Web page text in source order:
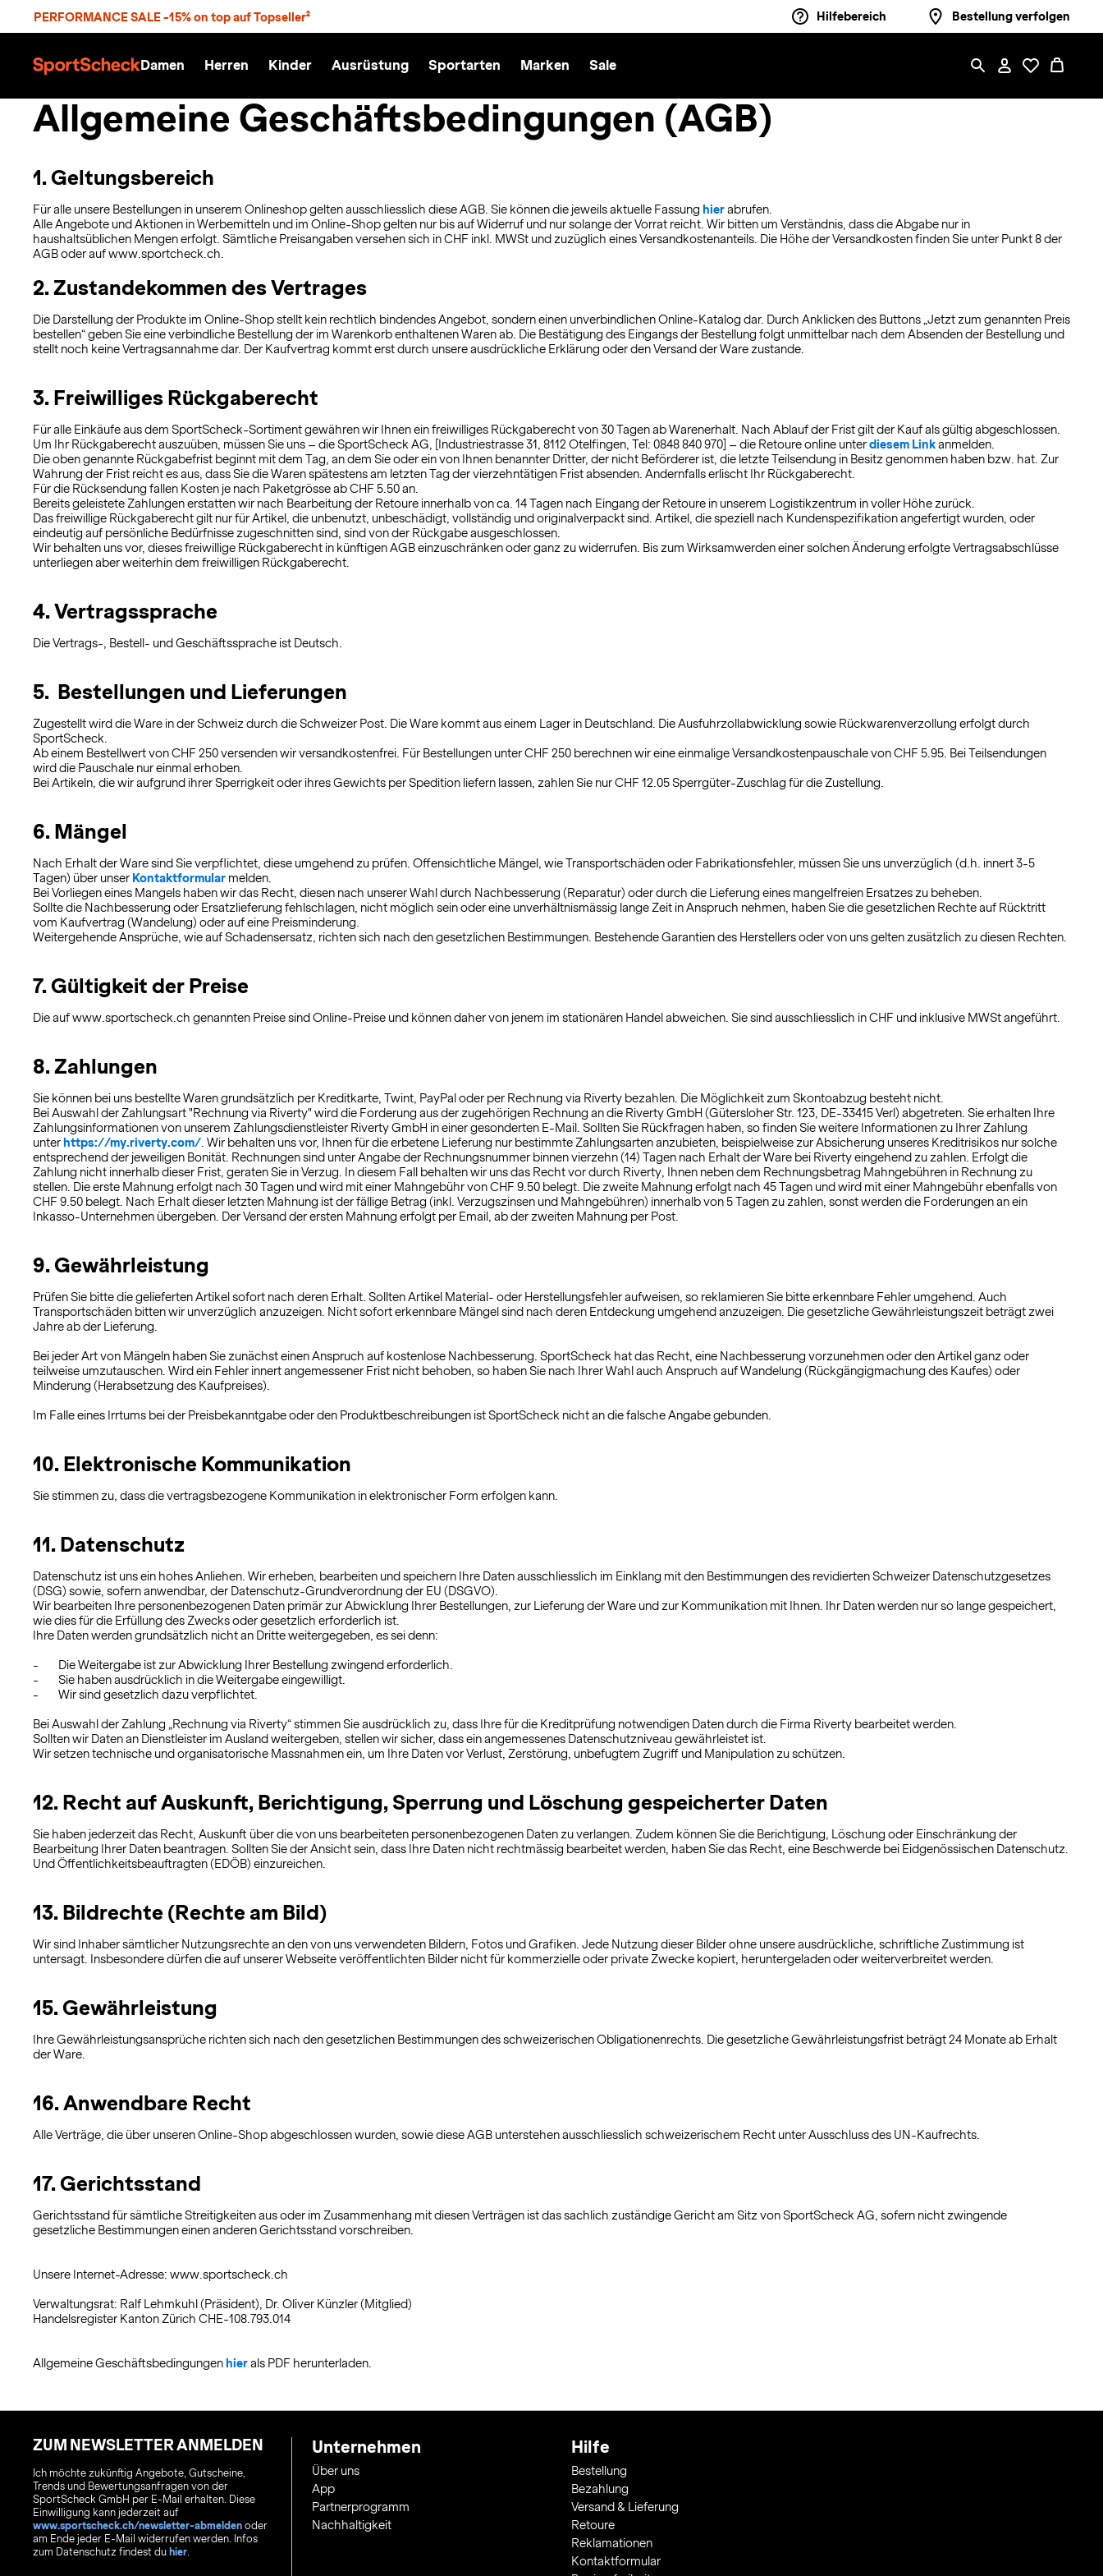
PERFORMANCE SALE -15% on top auf Topseller² Hilfebereich Bestellung verfolgen
h
c
k
Damen Herren Kinder Ausrüstung Sportarten Marken Sale
Allgemeine Geschäftsbedingungen (AGB)
1. Geltungsbereich
Für alle unsere Bestellungen in unserem Onlineshop gelten ausschliesslich diese AGB. Sie können die jeweils aktuelle Fassung hierabrufen.
Alle Angebote und Aktionen in Werbemitteln und im Online-Shop gelten nur bis auf Widerruf und nur solange der Vorrat reicht. Wir bitten um Verständnis, dass die Abgabe nur in
haushaltsüblichen Mengen erfolgt. Sämtliche Preisangaben versehen sich in CHF inkl. MWSt und zuzüglich eines Versandkostenanteils. Die Höhe der Versandkosten finden Sie unter Punkt 8 der
AGB oder aufwww.sportcheck.ch.
2. Zustandekommen des Vertrages
Die Darstellung der Produkte im Online-Shop stellt kein rechtlich bindendes Angebot, sondern einen unverbindlichen Online-Katalog dar. Durch Anklicken des Buttons „Jetzt zum genannten Preis
bestellen“ geben Sie eine verbindliche Bestellung der im Warenkorb enthaltenen Waren ab. Die Bestätigung des Eingangs der Bestellung folgt unmittelbar nach dem Absenden der Bestellung und
stellt noch keine Vertragsannahme dar. Der Kaufvertrag kommt erst durch unsere ausdrückliche Erklärung oder den Versand der Ware zustande.
3. Freiwilliges Rückgaberecht
Für alle Einkäufe aus dem SportScheck-Sortiment gewähren wir Ihnen ein freiwilliges Rückgaberecht von 30 Tagen ab Warenerhalt. Nach Ablauf der Frist gilt der Kauf als gültig abgeschlossen.
Um Ihr Rückgaberecht auszuüben, müssen Sie uns – die SportScheck AG, [Industriestrasse 31, 8112 Otelfingen, Tel: 0848 840 970] – die Retoure online unterdiesem Linkanmelden.
Die oben genannte Rückgabefrist beginnt mit dem Tag, an dem Sie oder ein von Ihnen benannter Dritter, der nicht Beförderer ist, die letzte Teilsendung in Besitz genommen haben bzw. hat. Zur
Wahrung der Frist reicht es aus, dass Sie die Waren spätestens am letzten Tag der vierzehntätigen Frist absenden. Andernfalls erlischt Ihr Rückgaberecht.
Für die Rücksendung fallen Kosten je nach Paketgrösse ab CHF 5.50 an.
Bereits geleistete Zahlungen erstatten wir nach Bearbeitung der Retoure innerhalb von ca. 14 Tagen nach Eingang der Retoure in unserem Logistikzentrum in voller Höhe zurück.
Das freiwillige Rückgaberecht gilt nur für Artikel, die unbenutzt, unbeschädigt, vollständig und originalverpackt sind. Artikel, die speziell nach Kundenspezifikation angefertigt wurden, oder
eindeutig auf persönliche Bedürfnisse zugeschnitten sind, sind von der Rückgabe ausgeschlossen.
Wir behalten uns vor, dieses freiwillige Rückgaberecht in künftigen AGB einzuschränken oder ganz zu widerrufen. Bis zum Wirksamwerden einer solchen Änderung erfolgte Vertragsabschlüsse
unterliegen aber weiterhin dem freiwilligen Rückgaberecht.
4. Vertragssprache
Die Vertrags-, Bestell- und Geschäftssprache ist Deutsch.
5. Bestellungen und Lieferungen
Zugestellt wird die Ware in der Schweiz durch die Schweizer Post. Die Ware kommt aus einem Lager in Deutschland. Die Ausfuhrzollabwicklung sowie Rückwarenverzollung erfolgt durch
SportScheck.
Ab einem Bestellwert von CHF 250 versenden wir versandkostenfrei. Für Bestellungen unter CHF 250 berechnen wir eine einmalige Versandkostenpauschale von CHF 5.95. Bei Teilsendungen
wird die Pauschale nur einmal erhoben.
Bei Artikeln, die wir aufgrund ihrer Sperrigkeit oder ihres Gewichts per Spedition liefern lassen, zahlen Sie nur CHF 12.05 Sperrgüter-Zuschlag für die Zustellung.
6. Mängel
Nach Erhalt der Ware sind Sie verpflichtet, diese umgehend zu prüfen. Offensichtliche Mängel, wie Transportschäden oder Fabrikationsfehler, müssen Sie uns unverzüglich (d.h. innert 3-5
Tagen) über unser Kontaktformular melden.
Bei Vorliegen eines Mangels haben wir das Recht, diesen nach unserer Wahl durch Nachbesserung (Reparatur) oder durch die Lieferung eines mangelfreien Ersatzes zu beheben.
Sollte die Nachbesserung oder Ersatzlieferung fehlschlagen, nicht möglich sein oder eine unverhältnismässig lange Zeit in Anspruch nehmen, haben Sie die gesetzlichen Rechte auf Rücktritt
vom Kaufvertrag (Wandelung) oder auf eine Preisminderung.
Weitergehende Ansprüche, wie auf Schadensersatz, richten sich nach den gesetzlichen Bestimmungen. Bestehende Garantien des Herstellers oder von uns gelten zusätzlich zu diesen Rechten.
7. Gültigkeit der Preise
Die auf www.sportscheck.ch genannten Preise sind Online-Preise und können daher von jenem im stationären Handel abweichen. Sie sind ausschliesslich in CHF und inklusive MWSt angeführt.
8. Zahlungen
Sie können bei uns bestellte Waren grundsätzlich per Kreditkarte, Twint, PayPal oder per Rechnung via Riverty bezahlen. Die Möglichkeit zum Skontoabzug besteht nicht.
Bei Auswahl der Zahlungsart "Rechnung via Riverty" wird die Forderung aus der zugehörigen Rechnung an die Riverty GmbH (Gütersloher Str. 123, DE-33415 Verl) abgetreten. Sie erhalten Ihre
Zahlungsinformationen von unserem Zahlungsdienstleister Riverty GmbH in einer gesonderten E-Mail. Sollten Sie Rückfragen haben, so finden Sie weitere Informationen zu Ihrer Zahlung
unter https://my.riverty.com/ . Wir behalten uns vor, Ihnen für die erbetene Lieferung nur bestimmte Zahlungsarten anzubieten, beispielweise zur Absicherung unseres Kreditrisikos nur solche
entsprechend der jeweiligen Bonität. Rechnungen sind unter Angabe der Rechnungsnummer binnen vierzehn (14) Tagen nach Erhalt der Ware bei Riverty eingehend zu zahlen. Erfolgt die
Zahlung nicht innerhalb dieser Frist, geraten Sie in Verzug. In diesem Fall behalten wir uns das Recht vor durch Riverty, Ihnen neben dem Rechnungsbetrag Mahngebühren in Rechnung zu
stellen. Die erste Mahnung erfolgt nach 30 Tagen und wird mit einer Mahngebühr von CHF 9.50 belegt. Die zweite Mahnung erfolgt nach 45 Tagen und wird mit einer Mahngebühr ebenfalls von
CHF 9.50 belegt. Nach Erhalt dieser letzten Mahnung ist der fällige Betrag (inkl. Verzugszinsen und Mahngebühren) innerhalb von 5 Tagen zu zahlen, sonst werden die Forderungen an ein
Inkasso-Unternehmen übergeben. Der Versand der ersten Mahnung erfolgt per Email, ab der zweiten Mahnung per Post.
9. Gewährleistung
Prüfen Sie bitte die gelieferten Artikel sofort nach deren Erhalt. Sollten Artikel Material- oder Herstellungsfehler aufweisen, so reklamieren Sie bitte erkennbare Fehler umgehend. Auch
Transportschäden bitten wir unverzüglich anzuzeigen. Nicht sofort erkennbare Mängel sind nach deren Entdeckung umgehend anzuzeigen. Die gesetzliche Gewährleistungszeit beträgt zwei
Jahre ab der Lieferung.
Bei jeder Art von Mängeln haben Sie zunächst einen Anspruch auf kostenlose Nachbesserung. SportScheck hat das Recht, eine Nachbesserung vorzunehmen oder den Artikel ganz oder
teilweise umzutauschen. Wird ein Fehler innert angemessener Frist nicht behoben, so haben Sie nach Ihrer Wahl auch Anspruch auf Wandelung (Rückgängigmachung des Kaufes) oder
Minderung (Herabsetzung des Kaufpreises).
Im Falle eines Irrtums bei der Preisbekanntgabe oder den Produktbeschreibungen ist SportScheck nicht an die falsche Angabe gebunden.
10. Elektronische Kommunikation
Sie stimmen zu, dass die vertragsbezogene Kommunikation in elektronischer Form erfolgen kann.
11. Datenschutz
Datenschutz ist uns ein hohes Anliehen. Wir erheben, bearbeiten und speichern Ihre Daten ausschliesslich im Einklang mit den Bestimmungen des revidierten Schweizer Datenschutzgesetzes
(DSG) sowie, sofern anwendbar, der Datenschutz-Grundverordnung der EU (DSGVO).
Wir bearbeiten Ihre personenbezogenen Daten primär zur Abwicklung Ihrer Bestellungen, zur Lieferung der Ware und zur Kommunikation mit Ihnen. Ihr Daten werden nur so lange gespeichert,
wie dies für die Erfüllung des Zwecks oder gesetzlich erforderlich ist.
Ihre Daten werden grundsätzlich nicht an Dritte weitergegeben, es sei denn:
- Die Weitergabe ist zur Abwicklung Ihrer Bestellung zwingend erforderlich.
- Sie haben ausdrücklich in die Weitergabe eingewilligt.
- Wir sind gesetzlich dazu verpflichtet.
Bei Auswahl der Zahlung „Rechnung via Riverty“ stimmen Sie ausdrücklich zu, dass Ihre für die Kreditprüfung notwendigen Daten durch die Firma Riverty bearbeitet werden.
Sollten wir Daten an Dienstleister im Ausland weitergeben, stellen wir sicher, dass ein angemessenes Datenschutzniveau gewährleistet ist.
Wir setzen technische und organisatorische Massnahmen ein, um Ihre Daten vor Verlust, Zerstörung, unbefugtem Zugriff und Manipulation zu schützen.
12. Recht auf Auskunft, Berichtigung, Sperrung und Löschung gespeicherter Daten
Sie haben jederzeit das Recht, Auskunft über die von uns bearbeiteten personenbezogenen Daten zu verlangen. Zudem können Sie die Berichtigung, Löschung oder Einschränkung der
Bearbeitung Ihrer Daten beantragen. Sollten Sie der Ansicht sein, dass Ihre Daten nicht rechtmässig bearbeitet werden, haben Sie das Recht, eine Beschwerde bei Eidgenössischen Datenschutz.
Und Öffentlichkeitsbeauftragten (EDÖB) einzureichen.
13. Bildrechte (Rechte am Bild)
Wir sind Inhaber sämtlicher Nutzungsrechte an den von uns verwendeten Bildern, Fotos und Grafiken. Jede Nutzung dieser Bilder ohne unsere ausdrückliche, schriftliche Zustimmung ist
untersagt. Insbesondere dürfen die auf unserer Webseite veröffentlichten Bilder nicht für kommerzielle oder private Zwecke kopiert, heruntergeladen oder weiterverbreitet werden.
15. Gewährleistung
Ihre Gewährleistungsansprüche richten sich nach den gesetzlichen Bestimmungen des schweizerischen Obligationenrechts. Die gesetzliche Gewährleistungsfrist beträgt 24 Monate ab Erhalt
der Ware.
16. Anwendbare Recht
Alle Verträge, die über unseren Online-Shop abgeschlossen wurden, sowie diese AGB unterstehen ausschliesslich schweizerischem Recht unter Ausschluss des UN-Kaufrechts.
17. Gerichtsstand
Gerichtsstand für sämtliche Streitigkeiten aus oder im Zusammenhang mit diesen Verträgen ist das sachlich zuständige Gericht am Sitz von SportScheck AG, sofern nicht zwingende
gesetzliche Bestimmungen einen anderen Gerichtsstand vorschreiben.
Unsere Internet-Adresse: www.sportscheck.ch
Verwaltungsrat: Ralf Lehmkuhl (Präsident), Dr. Oliver Künzler (Mitglied)
Handelsregister Kanton Zürich CHE-108.793.014
Allgemeine Geschäftsbedingungen hierals PDF herunterladen.
ZUM NEWSLETTER ANMELDEN
Ich möchte zukünftig Angebote, Gutscheine,
Trends und Bewertungsanfragen von der
SportScheck GmbH per E-Mail erhalten. Diese
Einwilligung kann jederzeit auf
www.sportscheck.ch/newsletter-abmelden oder
am Ende jeder E-Mail widerrufen werden. Infos
zum Datenschutz findest du hier.
Unternehmen
Über uns
App
Partnerprogramm
Nachhaltigkeit
Hilfe
Bestellung
Bezahlung
Versand & Lieferung
Retoure
Reklamationen
Kontaktformular